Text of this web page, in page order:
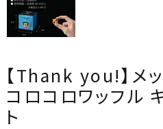
【Thank you!】メ
コロコロワッフル
ト